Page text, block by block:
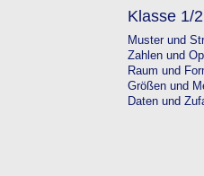
Klasse 1/2
Muster und
Zahlen und
Raum und
Größen und
Daten und